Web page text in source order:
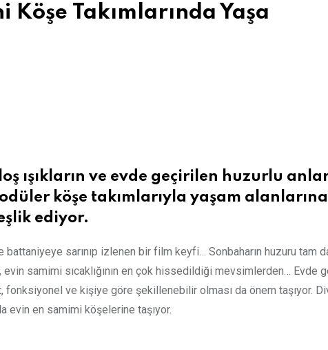
Takımlarında Yaşa
ışıkların ve evde geçirilen huzurlu
köşe takımlarıyla yaşam
ediyor.
battaniyeye sarınıp izlenen bir film keyfi… Sonbaharın huzuru tam
samimi sıcaklığının en çok hissedildiği mevsimlerden… Evde
fonksiyonel ve kişiye göre şekillenebilir olması da önem taşıyor.
evin en samimi köşelerine taşıyor.